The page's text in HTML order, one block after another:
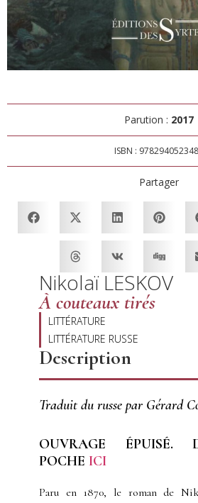
Parution : 2017
ISBN :
Partager
Nikolaï LESKOV
À couteaux tirés
LITTÉRATURE
LITTÉRATURE RUSSE
Description
Traduit du russe par Gérard
OUVRAGE ÉPUISÉ.
POCHE ICI
Paru en 1870, le roman de